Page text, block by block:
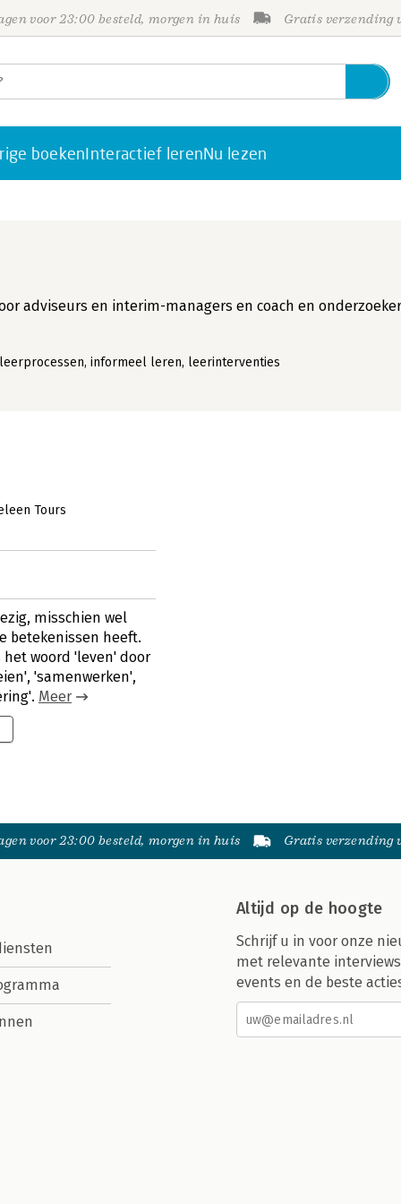
voor 23:00 besteld, morgen in huis Gratis verzending
boekenInteractief lerenNu lezen
adviseurs en interim-managers en coach en onderzoeker
informeel leren, leerinterventies
Tours
misschien wel
betekenissen heeft.
woord 'leven' door
'samenwerken',
Meer
voor 23:00 besteld, morgen in huis Gratis verzending
Altijd op de hoogte
Schrijf u in voor onze
met relevante
events en de beste